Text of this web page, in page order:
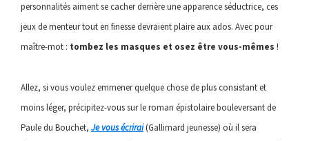
personnalités aiment se cacher derrière une apparence séductrice, ces
jeux de menteur tout en finesse devraient plaire aux ados. Avec pour
maître-mot : tombez les masques et osez être vous-mêmes !
Allez, si vous voulez emmener quelque chose de plus consistant et
moins léger, précipitez-vous sur le roman épistolaire bouleversant de
Paule du Bouchet, Je vous écrirai(Gallimard jeunesse) où il sera